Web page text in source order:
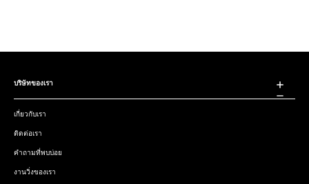
บริษัทของเรา
เกี่ยวกับเรา
ติดต่อเรา
คำถามที่พบบ่อย
งานวิ่งของเรา